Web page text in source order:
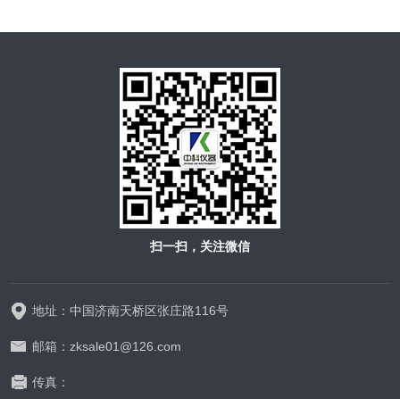
扫一扫，关注微信
地址：中国济南天桥区张庄路116号
邮箱：zksale01@126.com
传真：